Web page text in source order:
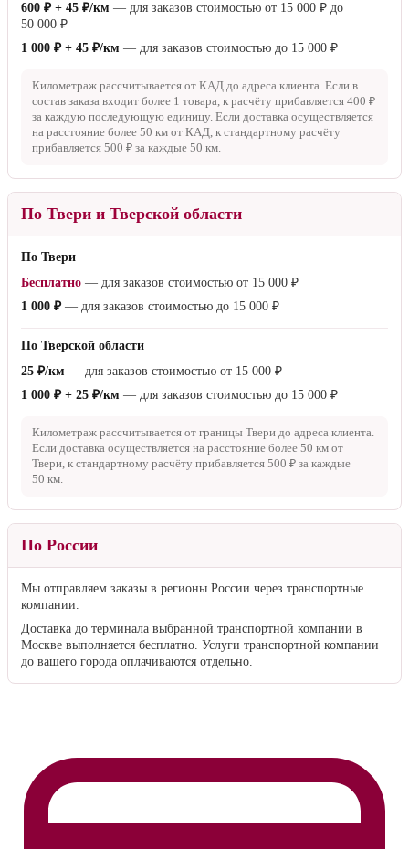
600 ₽ + 45 ₽/км — для заказов стоимостью от 15 000 ₽ до
50 000 ₽
1 000 ₽ + 45 ₽/км — для заказов стоимостью до 15 000 ₽
Километраж рассчитывается от КАД до адреса клиента. Если в
состав заказа входит более 1 товара, к расчёту прибавляется 400 ₽
за каждую последующую единицу. Если доставка осуществляется
на расстояние более 50 км от КАД, к стандартному расчёту
прибавляется 500 ₽ за каждые 50 км
По Твери и Тверской области
По Твери
Бесплатно — для заказов стоимостью от 15 000 ₽
1 000 ₽— для заказов стоимостью до 15 000 ₽
По Тверской области
25 ₽/км — для заказов стоимостью от 15 000 ₽
1 000 ₽ + 25 ₽/км — для заказов стоимостью до 15 000 ₽
Километраж рассчитывается от границы Твери до адреса клиента.
Если доставка осуществляется на расстояние более 50 км от
Твери, к стандартному расчёту прибавляется 500 ₽ за каждые
50 км
По России
Мы отправляем заказы в регионы России через транспортные
компании.
Доставка до терминала выбранной транспортной компании в
Москве выполняется бесплатно. Услуги транспортной компании
до вашего города оплачиваются отдельно.